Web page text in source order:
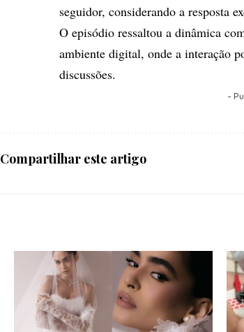
seguidor, considerando a resposta
O episódio ressaltou a dinâmica
ambiente digital, onde a interação
discussões.
-
Compartilhar este artigo